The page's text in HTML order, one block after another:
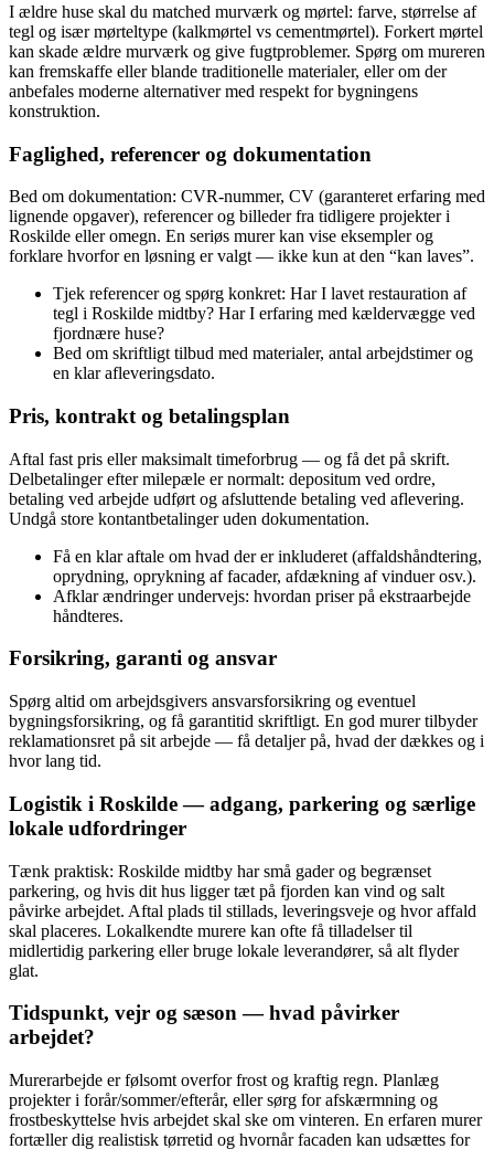
I ældre huse skal du matched murværk og mørtel: farve, størrelse af
tegl og især mørteltype (kalkmørtel vs cementmørtel). Forkert mørtel
kan skade ældre murværk og give fugtproblemer. Spørg om mureren
kan fremskaffe eller blande traditionelle materialer, eller om der
anbefales moderne alternativer med respekt for bygningens
konstruktion.
Faglighed, referencer og dokumentation
Bed om dokumentation: CVR-nummer, CV (garanteret erfaring med
lignende opgaver), referencer og billeder fra tidligere projekter i
Roskilde eller omegn. En seriøs murer kan vise eksempler og
forklare hvorfor en løsning er valgt — ikke kun at den “kan laves”.
Tjek referencer og spørg konkret: Har I lavet restauration af
tegl i Roskilde midtby? Har I erfaring med kældervægge ved
fjordnære huse?
Bed om skriftligt tilbud med materialer, antal arbejdstimer og
en klar afleveringsdato.
Pris, kontrakt og betalingsplan
Aftal fast pris eller maksimalt timeforbrug — og få det på skrift.
Delbetalinger efter milepæle er normalt: depositum ved ordre,
betaling ved arbejde udført og afsluttende betaling ved aflevering.
Undgå store kontantbetalinger uden dokumentation.
Få en klar aftale om hvad der er inkluderet (affaldshåndtering,
oprydning, oprykning af facader, afdækning af vinduer osv.).
Afklar ændringer undervejs: hvordan priser på ekstraarbejde
håndteres.
Forsikring, garanti og ansvar
Spørg altid om arbejdsgivers ansvarsforsikring og eventuel
bygningsforsikring, og få garantitid skriftligt. En god murer tilbyder
reklamationsret på sit arbejde — få detaljer på, hvad der dækkes og i
hvor lang tid.
Logistik i Roskilde — adgang, parkering og særlige
lokale udfordringer
Tænk praktisk: Roskilde midtby har små gader og begrænset
parkering, og hvis dit hus ligger tæt på fjorden kan vind og salt
påvirke arbejdet. Aftal plads til stillads, leveringsveje og hvor affald
skal placeres. Lokalkendte murere kan ofte få tilladelser til
midlertidig parkering eller bruge lokale leverandører, så alt flyder
glat.
Tidspunkt, vejr og sæson — hvad påvirker
arbejdet?
Murerarbejde er følsomt overfor frost og kraftig regn. Planlæg
projekter i forår/sommer/efterår, eller sørg for afskærmning og
frostbeskyttelse hvis arbejdet skal ske om vinteren. En erfaren murer
fortæller dig realistisk tørretid og hvornår facaden kan udsættes for